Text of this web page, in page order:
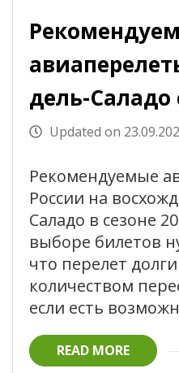
дель-Саладо
Updated on
Рекомендуемые
России на
Саладо в сезоне
выборе билетов
что перелет
количеством
если есть
READ MORE